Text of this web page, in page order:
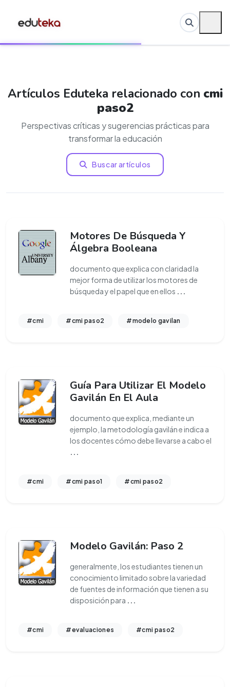
Artículos Eduteka relacionado con cmi
paso2
Perspectivas críticas y sugerencias prácticas para
transformar la educación
Buscar artículos
Motores De Búsqueda Y
Álgebra Booleana
documento que explica con claridad la
mejor forma de utilizar los motores de
búsqueda y el papel que en ellos ...
#cmi #cmi paso2 #modelo gavilan
Guía Para Utilizar El Modelo
Gavilán En El Aula
documento que explica, mediante un
ejemplo, la metodología gavilán e indica a
los docentes cómo debe llevarse a cabo el
...
#cmi #cmi paso1 #cmi paso2
Modelo Gavilán: Paso 2
generalmente, los estudiantes tienen un
conocimiento limitado sobre la variedad
de fuentes de información que tienen a su
disposición para ...
#cmi #evaluaciones #cmi paso2